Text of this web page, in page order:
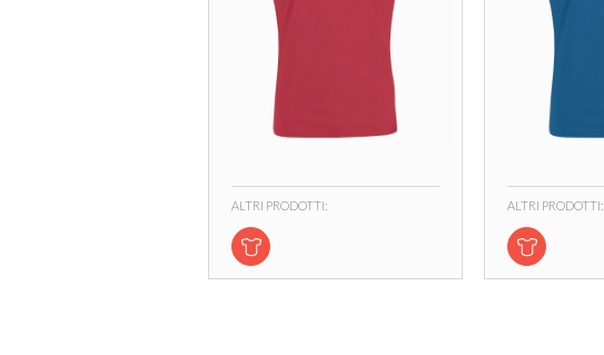
ALTRI PRODOTTI: ALTRI PRODOTTI: